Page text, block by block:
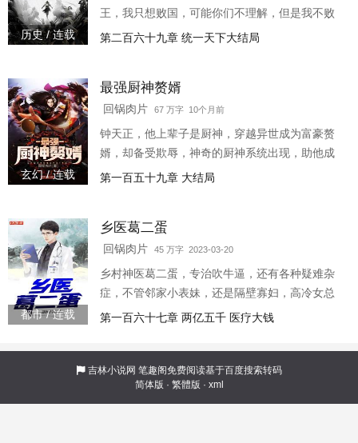
历史 / 连载
王，我只想败国，可能你们不理解，但是我不败
国就治不好病就得死，大力地开发民力、开源节
样。” “好的，这就是一代贤王的风采，多么的高
瞻远瞩，多么的标新立异，没有贤君周武王做的
这些，就没有强国，朋友们让我一起加油干，为
了伟大的强国梦。”
第二百六十九章 统一天下大结局
玄幻 / 连载
最强厨神赘婿
回锅肉片 67 万字 10个月前
钟天正，他上辈子是厨神，穿越异世成为富豪赘
婿，却备受欺辱，神奇的厨神系统出现，助他成
为一代传奇，从此，妹子、票子应有尽有，他发
第一百五十九章 大结局
都市 / 连载
乡医葛二蛋
回锅肉片 45 万字 2023-03-20
乡村神医葛二蛋，专治吹牛逼，还有各种疑难杂
症，不管邻家小表妹，还是隔壁寡妇，高冷女总
裁，美女大明星，深闺怨妇，统统找上门求他治
女总裁：“得
第一百六十七章 两亿五千 医疗大钱
吉林小说网 笔趣阁免费阅读基于百度搜索转码
简体版 · 繁體版 · xml